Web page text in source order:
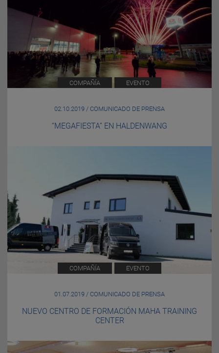
COMPAÑÍA EVENTO
02.10.2019 / COMUNICADO DE PRENSA
“MEGAFIESTA” EN HALDENWANG
COMPAÑÍA EVENTO
01.07.2019 / COMUNICADO DE PRENSA
NUEVO CENTRO DE FORMACIÓN MAHA TRAINING
CENTER